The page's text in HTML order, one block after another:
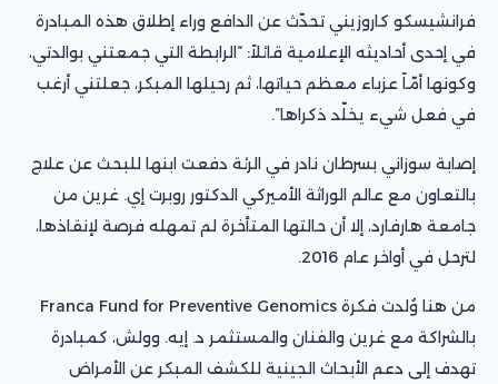
فرانشيسكو كاروزيني تحدّث عن الدافع وراء إطلاق هذه المبادرة
في إحدى أحاديثه الإعلامية قائلاً: “الرابطة التي جمعتني بوالدتي،
وكونها أمّاً عزباء معظم حياتها، ثم رحيلها المبكر، جعلتني أرغب
في فعل شيء يخلّد ذكراها”.
إصابة سوزاني بسرطان نادر في الرئة دفعت ابنها للبحث عن علاج
بالتعاون مع عالم الوراثة الأميركي الدكتور روبرت إي. غرين من
جامعة هارفارد، إلا أن حالتها المتأخرة لم تمهله فرصة لإنقاذها،
لترحل في أواخر عام 2016.
من هنا وُلدت فكرة Franca Fund for Preventive Genomics
بالشراكة مع غرين والفنان والمستثمر د. إيه. وولش، كمبادرة
تهدف إلى دعم الأبحاث الجينية للكشف المبكر عن الأمراض